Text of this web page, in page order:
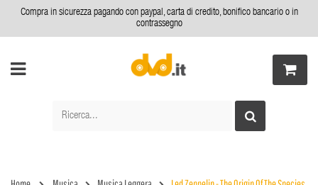
Compra in sicurezza pagando con paypal, carta di credito, bonifico bancario o in
contrassegno